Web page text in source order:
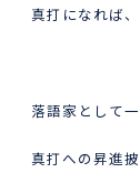
真打になれば
落語家として
真打への昇進披